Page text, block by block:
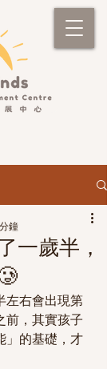
一歲半，
鐘
左右會出現第
前，其實孩子
」的基礎，才